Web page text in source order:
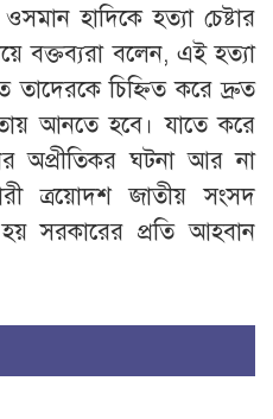
হাদিকে হত্যা চেষ্টার
বক্তব্যরা বলেন, এই হত্যা
তাদেরকে চিহ্নিত করে দ্রুত
আনতে হবে। যাতে করে
অপ্রীতিকর ঘটনা আর না
ত্রয়োদশ জাতীয় সংসদ
হয় সরকারের প্রতি আহবান